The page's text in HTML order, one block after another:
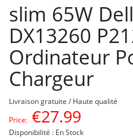
slim 65W
DX13260
Ordinateur
Chargeur
Livraison gratuite / Haute qualité
Price: €27.99
Disponibilité : En Stock